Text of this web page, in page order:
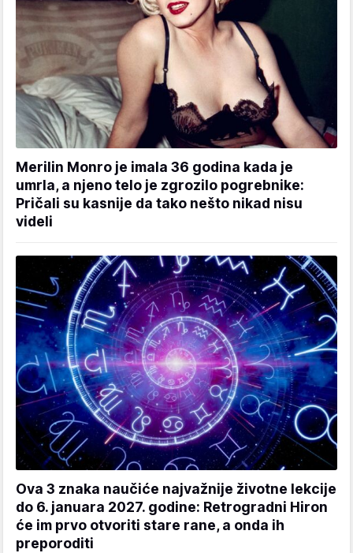
Merilin Monro je imala 36 godina kada je
umrla, a njeno telo je zgrozilo pogrebnike:
Pričali su kasnije da tako nešto nikad nisu
videli
Ova 3 znaka naučiće najvažnije životne lekcije
do 6. januara 2027. godine: Retrogradni Hiron
će im prvo otvoriti stare rane, a onda ih
preporoditi